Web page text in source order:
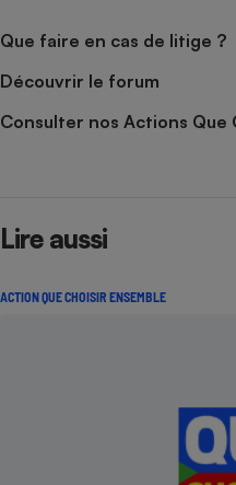
Que faire en cas de litige ?
Découvrir le forum
Consulter nos Actions Que
Lire aussi
ACTION QUE CHOISIR ENSEMBLE